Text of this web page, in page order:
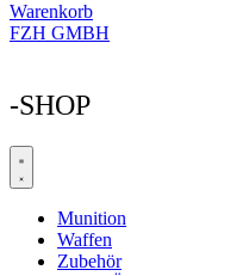
Warenkorb
FZH GMBH
-SHOP
Munition
Waffen
Zubehör